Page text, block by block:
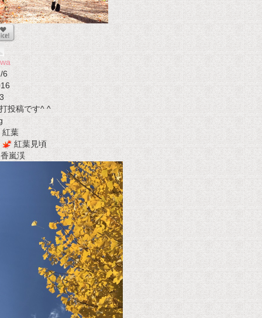
6
3
投稿です^ ^
紅葉
紅葉見頃
嵐渓